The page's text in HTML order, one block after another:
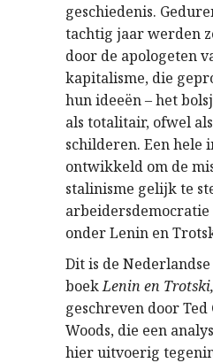
geschiedenis.
tachtig jaar werden
door de apologeten
kapitalisme, die
hun ideeën – het
als totalitair, ofwel
schilderen. Een hele
ontwikkeld om de
stalinisme gelijk te
arbeidersdemocratie
onder Lenin en
Dit is de
boekLenin en
geschreven door
Woods, die een
hier uitvoerig